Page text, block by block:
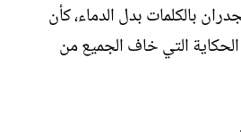
بالكلمات بدل الدماء، كأن
التي خاف الجميع من